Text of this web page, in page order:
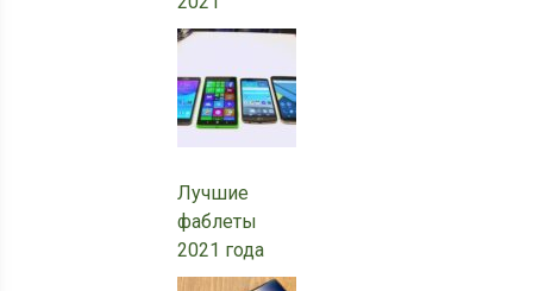
Лучшие
фаблеты
2021 года